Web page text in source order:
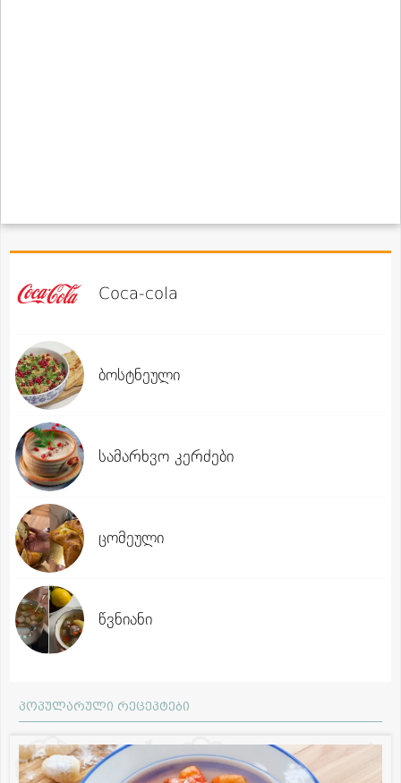
Coca-cola
ბოსტნეული
სამარხვო კერძები
ცომეული
წვნიანი
პოპულარული რეცეპტები